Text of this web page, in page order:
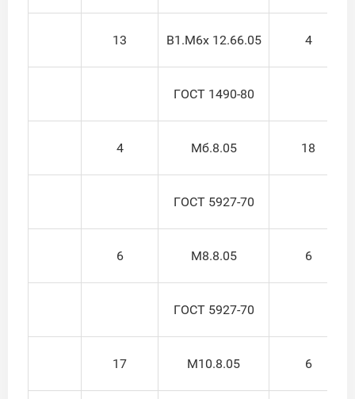
13 В1.М6х 12.66.05 4
ГОСТ 1490-80
4 Мб.8.05 18
ГОСТ 5927-70
6 М8.8.05 6
ГОСТ 5927-70
17 М10.8.05 6